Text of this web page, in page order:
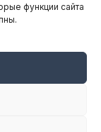
функции сайта